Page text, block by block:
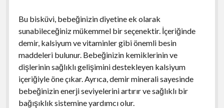
Bu bisküvi, bebeğinizin diyetine ek olarak
sunabileceğiniz mükemmel bir seçenektir. İçeriğinde
demir, kalsiyum ve vitaminler gibi önemli besin
maddeleri bulunur. Bebeğinizin kemiklerinin ve
dişlerinin sağlıklı gelişimini destekleyen kalsiyum
içeriğiyle öne çıkar. Ayrıca, demir minerali sayesinde
bebeğinizin enerji seviyelerini artırır ve sağlıklı bir
bağışıklık sistemine yardımcı olur.